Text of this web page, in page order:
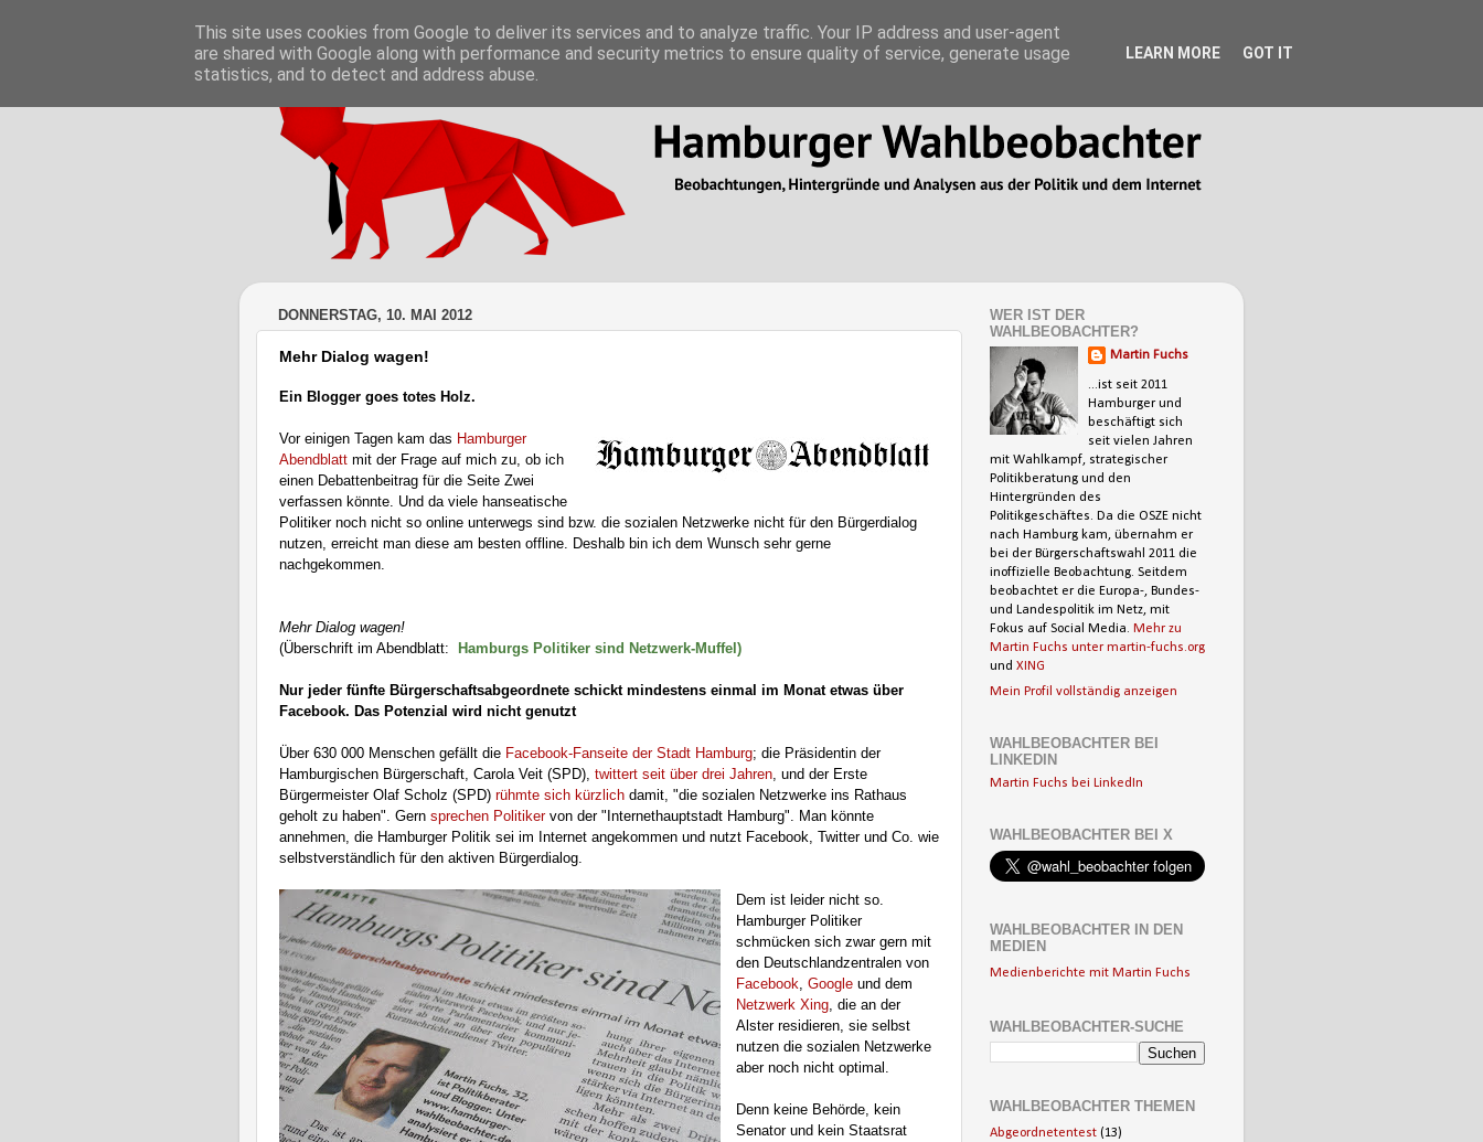
DONNERSTAG, 10. MAI 2012
Mehr Dialog wagen!
Ein Blogger goes totes Holz.
Vor einigen Tagen kam das Hamburger
Abendblatt mit der Frage auf mich zu, ob ich
einen Debattenbeitrag für die Seite Zwei
verfassen könnte. Und da viele hanseatische
Politiker noch nicht so online unterwegs sind bzw. die sozialen Netzwerke nicht für den Bürgerdialog
nutzen, erreicht man diese am besten offline. Deshalb bin ich dem Wunsch sehr gerne
nachgekommen.
Mehr Dialog wagen!
(Überschrift im Abendblatt:
Hamburgs Politiker sind Netzwerk-Muffel)
Nur jeder fünfte Bürgerschaftsabgeordnete schickt mindestens einmal im Monat etwas über
Facebook. Das Potenzial wird nicht genutzt
Über 630 000 Menschen gefällt die Facebook-Fanseite der Stadt Hamburg; die Präsidentin der
Hamburgischen Bürgerschaft, Carola Veit (SPD), twittert seit über drei Jahren, und der Erste
Bürgermeister Olaf Scholz (SPD) rühmte sich kürzlich damit, "die sozialen Netzwerke ins Rathaus
geholt zu haben". Gern sprechen Politiker von der "Internethauptstadt Hamburg". Man könnte
annehmen, die Hamburger Politik sei im Internet angekommen und nutzt Facebook, Twitter und Co. wie
selbstverständlich für den aktiven Bürgerdialog.
Dem ist leider nicht so.
Hamburger Politiker
schmücken sich zwar gern mit
den Deutschlandzentralen von
Facebook, Googleund dem
Netzwerk Xing, die an der
Alster residieren, sie selbst
nutzen die sozialen Netzwerke
aber noch nicht optimal.
Denn keine Behörde, kein
Senator und kein Staatsrat
WER IST DER
WAHLBEOBACHTER?
Martin Fuchs
...ist seit 2011
Hamburger und
beschäftigt sich
seit vielen Jahren
mit Wahlkampf, strategischer
Politikberatung und den
Hintergründen des
Politikgeschäftes. Da die OSZE nicht
nach Hamburg kam, übernahm er
bei der Bürgerschaftswahl 2011 die
inoffizielle Beobachtung. Seitdem
beobachtet er die Europa-, Bundes-
und Landespolitik im Netz, mit
Fokus auf Social Media. Mehr zu
Martin Fuchs unter martin-fuchs.org
und XING
Mein Profil vollständig anzeigen
WAHLBEOBACHTER BEI
LINKEDIN
Martin Fuchs bei LinkedIn
WAHLBEOBACHTER BEI X
WAHLBEOBACHTER IN DEN
MEDIEN
Medienberichte mit Martin Fuchs
WAHLBEOBACHTER-SUCHE
WAHLBEOBACHTER THEMEN
Abgeordnetentest (13)
This site uses cookies from Google to deliver its services and to analyze traffic. Your IP address and user-agent
are shared with Google along with performance and security metrics to ensure quality of service, generate usage
statistics, and to detect and address abuse.
LEARN MORE GOT IT